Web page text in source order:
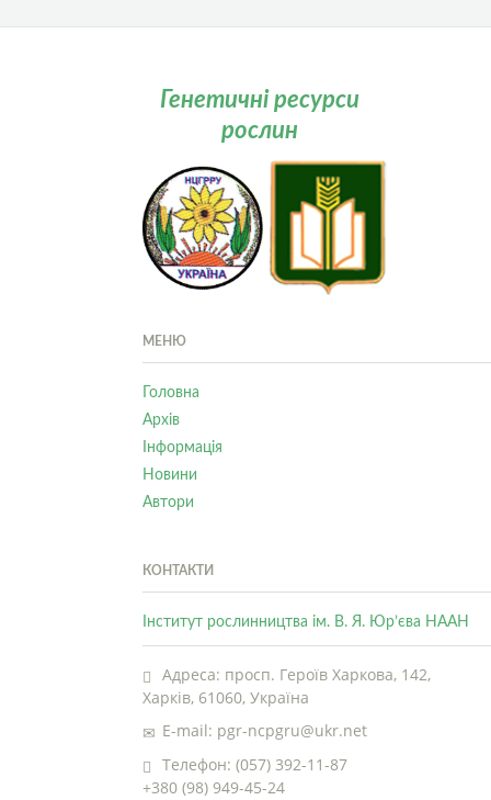
Генетичні ресурси
рослин
МЕНЮ
Головна
Архів
Інформація
Новини
Автори
КОНТАКТИ
Інститут рослинництва ім. В. Я. Юр’єва НААН
Адреса: просп. Героїв Харкова, 142,
Харків, 61060, Україна
E-mail: pgr-ncpgru@ukr.net
Телефон: (057) 392-11-87
+380 (98) 949-45-24